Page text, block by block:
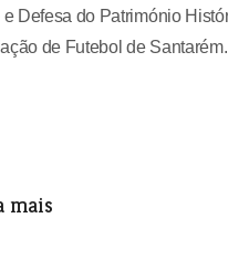
Defesa do Património
de Futebol de Santarém.
mais